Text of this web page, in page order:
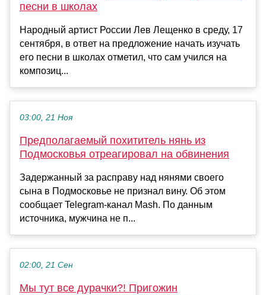
песни в школах
Народный артист России Лев Лещенко в среду, 17
сентября, в ответ на предложение начать изучать
его песни в школах отметил, что сам учился на
композиц...
03:00, 21 Ноя
Предполагаемый похититель нянь из
Подмосковья отреагировал на обвинения
Задержанный за расправу над нянями своего
сына в Подмосковье не признал вину. Об этом
сообщает Telegram-канал Mash. По данным
источника, мужчина не п...
02:00, 21 Сен
Мы тут все дурачки?! Пригожин